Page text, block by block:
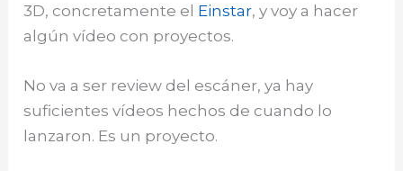
3D, concretamente el Einstar, y voy a hacer
algún vídeo con proyectos.
No va a ser review del escáner, ya hay
suficientes vídeos hechos de cuando lo
lanzaron. Es un proyecto.